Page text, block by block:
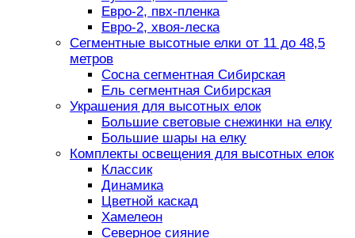
Евро-2, пвх-пленка
Евро-2, хвоя-леска
Сегментные высотные елки от 11 до 48,5
метров
Сосна сегментная Сибирская
Ель сегментная Сибирская
Украшения для высотных елок
Большие световые снежинки на елку
Большие шары на елку
Комплекты освещения для высотных елок
Классик
Динамика
Цветной каскад
Хамелеон
Северное сияние